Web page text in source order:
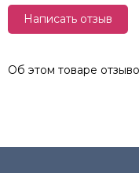
Написать отзыв
Об этом товаре